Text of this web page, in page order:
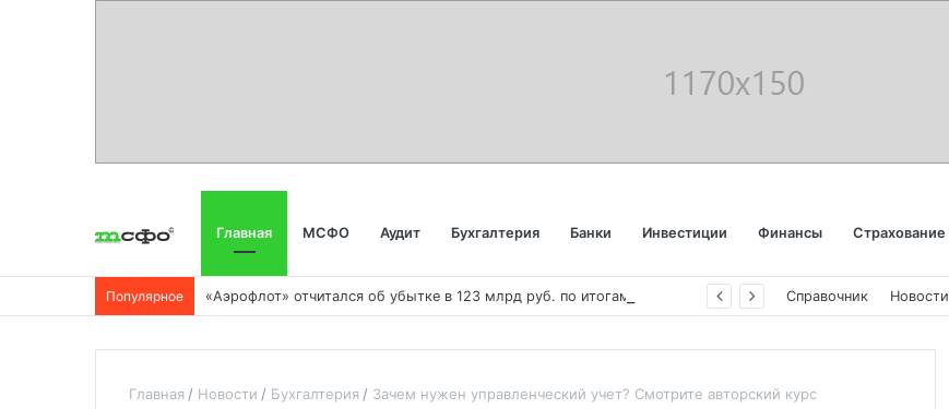
Главная МСФО Аудит Бухгалтерия Банки Инвестиции Финансы Страхование
Популярное Справочник Новости
Главная Новости Бухгалтерия Зачем нужен управленческий учет? Смотрите авторский курс